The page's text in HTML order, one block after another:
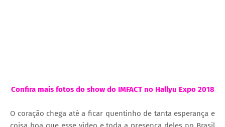
Confira mais fotos do show do IMFACT no Hallyu Expo 2018
O coração chega até a ficar quentinho de tanta esperança e